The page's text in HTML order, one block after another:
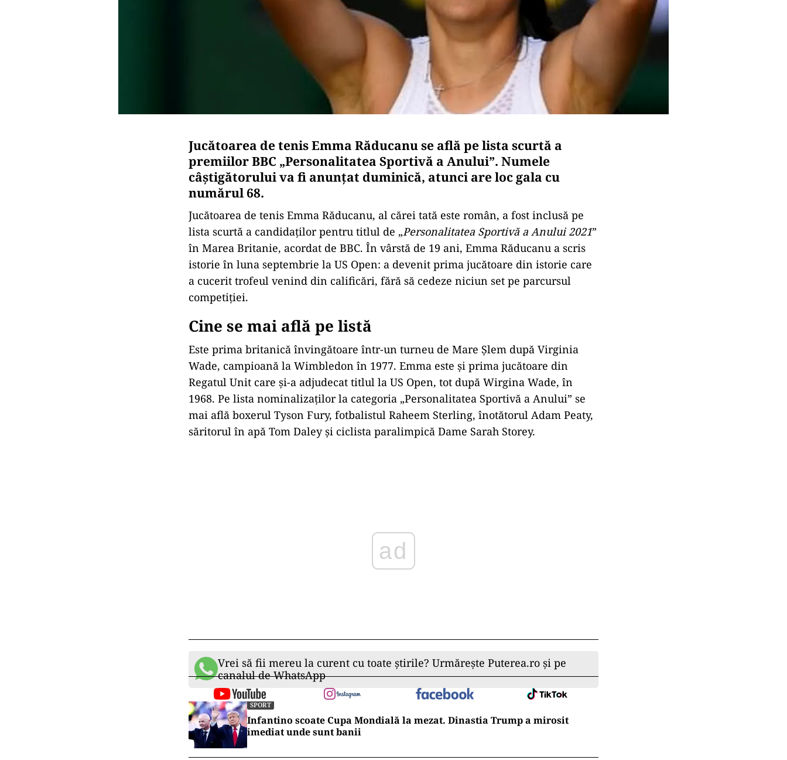
Jucătoarea de tenis Emma Răducanu se află pe lista scurtă a
premiilor BBC „Personalitatea Sportivă a Anului”. Numele
câștigătorului va fi anunțat duminică, atunci are loc gala cu
numărul 68.
Jucătoarea de tenis Emma Răducanu, al cărei tată este român, a fost inclusă pe
lista scurtă a candidaţilor pentru titlul de „Personalitatea Sportivă a Anului 2021”
în Marea Britanie, acordat de BBC. În vârstă de 19 ani, Emma Răducanu a scris
istorie în luna septembrie la US Open: a devenit prima jucătoare din istorie care
a cucerit trofeul venind din calificări, fără să cedeze niciun set pe parcursul
competiţiei.
Cine se mai află pe listă
Este prima britanică învingătoare într-un turneu de Mare Şlem după Virginia
Wade, campioană la Wimbledon în 1977. Emma este și prima jucătoare din
Regatul Unit care şi-a adjudecat titlul la US Open, tot după Wirgina Wade, în
1968. Pe lista nominalizaţilor la categoria „Personalitatea Sportivă a Anului” se
mai află boxerul Tyson Fury, fotbalistul Raheem Sterling, înotătorul Adam Peaty,
săritorul în apă Tom Daley şi ciclista paralimpică Dame Sarah Storey.
Vrei să fii mereu la curent cu toate știrile? Urmărește Puterea.ro și pe
canalul de WhatsApp
SPORT
Infantino scoate Cupa Mondială la mezat. Dinastia Trump a mirosit
imediat unde sunt banii